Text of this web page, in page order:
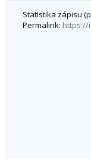
Statistika zápisu (
Permalink: https://